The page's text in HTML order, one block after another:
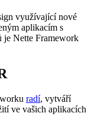
využívající nové
aplikacím s
je Nette Framework
radí, vytváří
ve vašich aplikacích